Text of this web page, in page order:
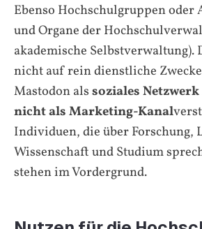
Ebenso Hochschulgruppen
und Organe der
akademische Selbstverwaltung).
nicht auf rein dienstliche
Mastodon alssoziales
nicht als Marketing-Kanal
Individuen, die über Forschung,
Wissenschaft und Studium
stehen im Vordergrund.